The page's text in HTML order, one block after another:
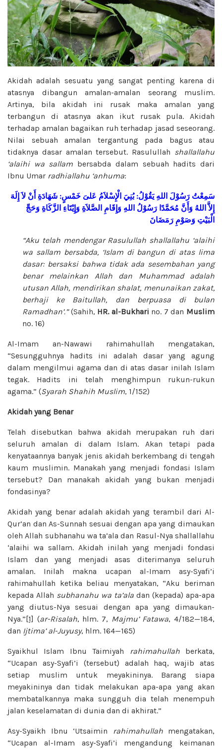
Akidah adalah sesuatu yang sangat penting karena di
atasnya dibangun amalan-amalan seorang muslim.
Artinya, bila akidah ini rusak maka amalan yang
terbangun di atasnya akan ikut rusak pula. Akidah
terhadap amalan bagaikan ruh terhadap jasad seseorang.
Nilai sebuah amalan tergantung pada bagus atau
tidaknya dasar amalan tersebut. Rasulullah shallallahu
‘alaihi wa sallam bersabda dalam sebuah hadits dari
Ibnu Umar radhiallahu ‘anhuma:
سَمِعْتُ رَسُوْلَ اللهِ يَقُوْلُ: بُنِيَ الْإِسْلاَمُ عَلىَ خَمْسٍ: شَهَادَةِ أَنْ لاَ إِلَهَ
إِلاَّ اللهُ وَأَنَّ مُحَمَّدًا رَسُوْلُ اللهِ وَإِقَامِ الصَّلاَةِ وَإِيْتَاءِ الزَّكَاةِ وَحَجِّ
الْبَيْتِ وَصَوْمِ رَمَضَانَ
“Aku telah mendengar Rasulullah shallallahu ‘alaihi
wa sallam bersabda, ‘Islam di bangun di atas lima
dasar: bersaksi bahwa tidak ada sesembahan yang
benar melainkan Allah dan Muhammad adalah
utusan Allah, mendirikan shalat, menunaikan zakat,
berhaji ke Baitullah, dan berpuasa di bulan
Ramadhan’.”(Sahih, HR. al-Bukhari no. 7 dan Muslim
no. 16)
Al-Imam an-Nawawi rahimahullah mengatakan,
“Sesungguhnya hadits ini adalah dasar yang agung
dalam mengilmui agama dan di atas dasar inilah Islam
tegak. Hadits ini telah menghimpun rukun-rukun
agama.” (Syarah Shahih Muslim, 1/152)
Akidah yang Benar
Telah disebutkan bahwa akidah merupakan ruh dari
seluruh amalan di dalam Islam. Akan tetapi pada
kenyataannya banyak jenis akidah berkembang di tengah
kaum muslimin. Manakah yang menjadi fondasi Islam
tersebut? Dan manakah akidah yang bukan menjadi
fondasinya?
Akidah yang benar adalah akidah yang terambil dari Al-
Qur’an dan As-Sunnah sesuai dengan apa yang dimaukan
oleh Allah subhanahu wa ta’ala dan Rasul-Nya shallallahu
‘alaihi wa sallam. Akidah inilah yang menjadi fondasi
Islam dan yang menjadi asas diterimanya seluruh
amalan. Inilah makna ucapan al-Imam asy-Syafi’i
rahimahullah ketika beliau menyatakan, “Aku beriman
kepada Allah subhanahu wa ta’ala dan (kepada) apa-apa
yang diutus-Nya sesuai dengan apa yang dimaukan-
Nya.” [1] (ar-Risalah, hlm. 7, Majmu’ Fatawa, 4/182—184,
dan Ijtima’ al-Juyusy, hlm. 164—165)
Syaikhul Islam Ibnu Taimiyah rahimahullahberkata,
“Ucapan asy-Syafi’i (tersebut) adalah haq, wajib atas
setiap muslim untuk meyakininya. Barang siapa
meyakininya dan tidak melakukan apa-apa yang akan
membatalkannya maka sungguh dia telah menempuh
jalan keselamatan di dunia dan di akhirat.”
Asy-Syaikh Ibnu ‘Utsaimin rahimahullahmengatakan,
“Ucapan al-Imam asy-Syafi’i mengandung keimanan